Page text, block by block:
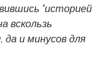
"историей
вскользь
и минусов для